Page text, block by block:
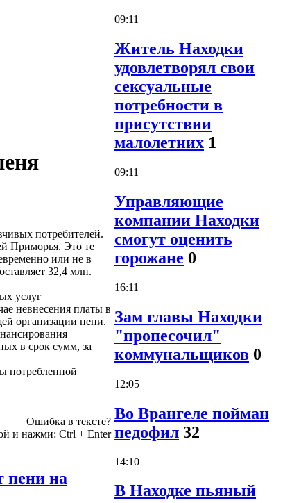
потребителей.
Приморья. Это те
или не в
32,4 млн.
услуг
невнесения платы в
организации пени.
в срок сумм, за
потребленной
Ошибка в тексте?
и нажми: Ctrl + Enter
пени на
09:11
Житель Находки
удовлетворял свои
сексуальные
потребности в
присутствии
малолетних 1
09:11
Управляющие
компании Находки
смогут оценить
горожане 0
16:11
Зам главы Находки
"пропесочил"
коммунальщиков 0
12:05
Во Врангеле пойман
педофил 32
14:10
В Находке пьяный